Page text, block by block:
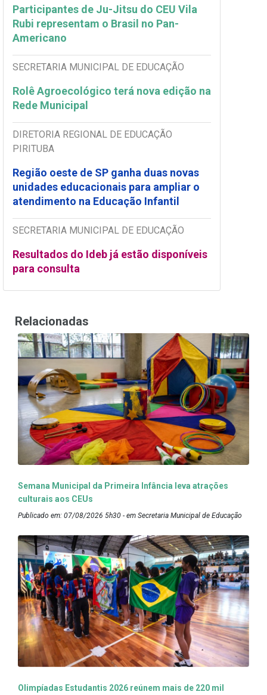
Participantes de Ju-Jitsu do CEU Vila
Rubi representam o Brasil no Pan-
Americano
SECRETARIA MUNICIPAL DE EDUCAÇÃO
Rolê Agroecológico terá nova edição na
Rede Municipal
DIRETORIA REGIONAL DE EDUCAÇÃO
PIRITUBA
Região oeste de SP ganha duas novas
unidades educacionais para ampliar o
atendimento na Educação Infantil
SECRETARIA MUNICIPAL DE EDUCAÇÃO
Resultados do Ideb já estão disponíveis
para consulta
Relacionadas
Semana Municipal da Primeira Infância leva atrações
culturais aos CEUs
Publicado em: 07/08/2026 5h30 - em Secretaria Municipal de Educação
Olimpíadas Estudantis 2026 reúnem mais de 220 mil